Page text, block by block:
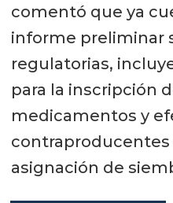
comentó que ya
informe preliminar
regulatorias,
para la inscripción
medicamentos y
contraproducentes
asignación de